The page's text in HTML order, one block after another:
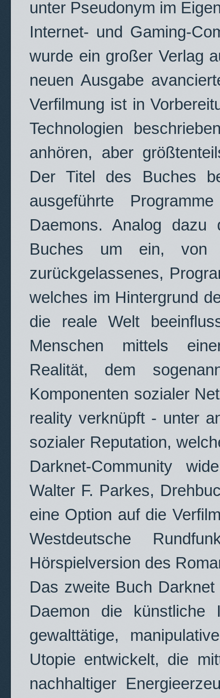
unter Pseudonym im
Internet- und Gaming-
wurde ein großer Verlag
neuen Ausgabe
Verfilmung ist in
Technologien
anhören, aber
Der Titel des Buches
ausgeführte
Daemons. Analog
Buches um ein, von
zurückgelassenes,
welches im Hintergrund
die reale Welt
Menschen mittels
Realität, dem
Komponenten sozialer
reality verknüpft - unter
sozialer Reputation,
Darknet-Community
Walter F. Parkes,
eine Option auf die
Westdeutsche
Hörspielversion des
Das zweite Buch
Daemon die künstliche
gewalttätige,
Utopie entwickelt, die
nachhaltiger